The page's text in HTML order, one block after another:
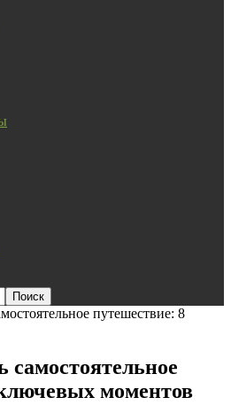
путешествие: 8
самостоятельное
моментов